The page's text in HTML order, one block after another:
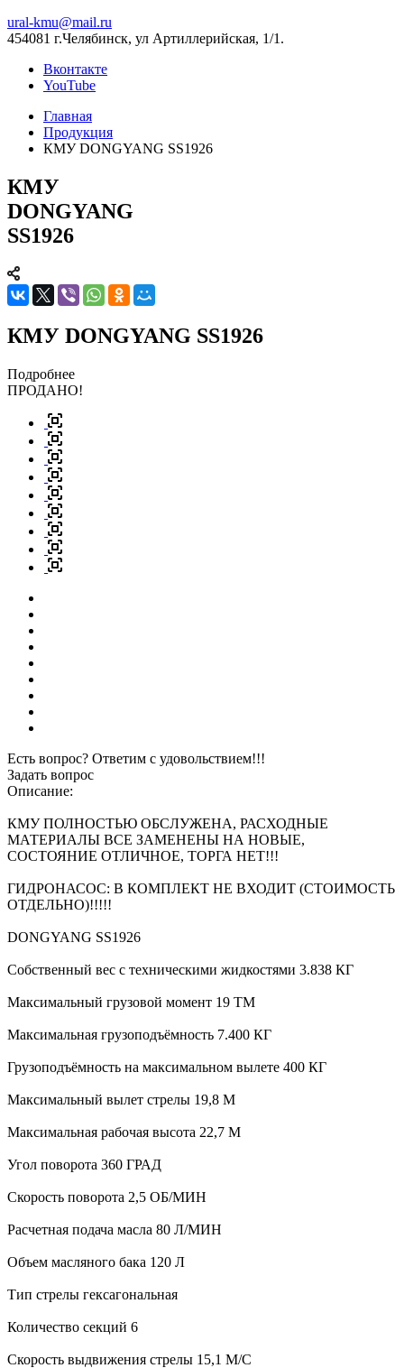
ural-kmu@mail.ru
454081 г.Челябинск, ул Артиллерийская, 1/1.
Вконтакте
YouTube
Главная
Продукция
КМУ DONGYANG SS1926
КМУ
DONGYANG
SS1926
КМУ DONGYANG SS1926
Подробнее
ПРОДАНО!
Есть вопрос? Ответим с удовольствием!!!
Задать вопрос
Описание:
КМУ ПОЛНОСТЬЮ ОБСЛУЖЕНА, РАСХОДНЫЕ
МАТЕРИАЛЫ ВСЕ ЗАМЕНЕНЫ НА НОВЫЕ,
СОСТОЯНИЕ ОТЛИЧНОЕ, ТОРГА НЕТ!!!
ГИДРОНАСОС: В КОМПЛЕКТ НЕ ВХОДИТ (СТОИМОСТЬ
ОТДЕЛЬНО)!!!!!
DONGYANG SS1926
Собственный вес с техническими жидкостями 3.838 КГ
Максимальный грузовой момент 19 ТМ
Максимальная грузоподъёмность 7.400 КГ
Грузоподъёмность на максимальном вылете 400 КГ
Максимальный вылет стрелы 19,8 М
Максимальная рабочая высота 22,7 М
Угол поворота 360 ГРАД
Скорость поворота 2,5 ОБ/МИН
Расчетная подача масла 80 Л/МИН
Объем масляного бака 120 Л
Тип стрелы гексагональная
Количество секций 6
Скорость выдвижения стрелы 15,1 М/С